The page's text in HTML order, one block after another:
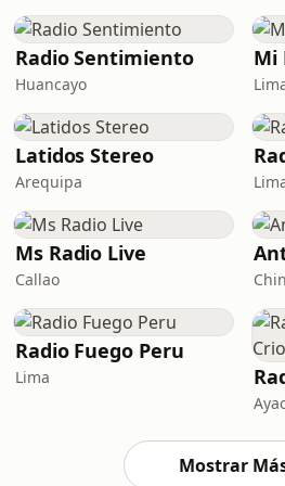
Radio Sentimiento
Huancayo
Mi
Latidos Stereo
Arequipa
Ms Radio Live
Callao
Radio Fuego Peru
Lima
Mostrar